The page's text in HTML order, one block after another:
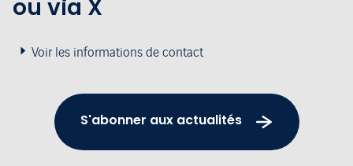
ou via X
Voir les informations de contact
S'abonner aux actualités